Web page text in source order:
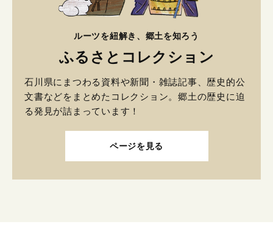
ルーツを紐解き、郷土を知ろう
ふるさとコレクション
石川県にまつわる資料や新聞・雑誌記事、歴史的公
文書などをまとめたコレクション。郷土の歴史に迫
る発見が詰まっています！
ページを見る